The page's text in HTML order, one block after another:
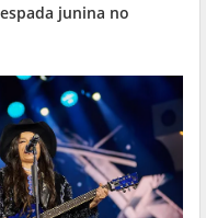
junina no